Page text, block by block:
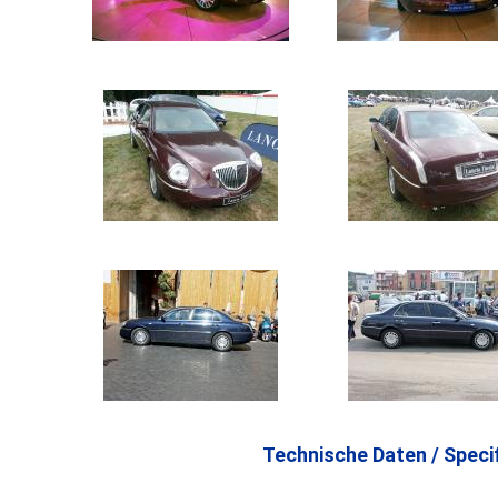
Technische Daten /